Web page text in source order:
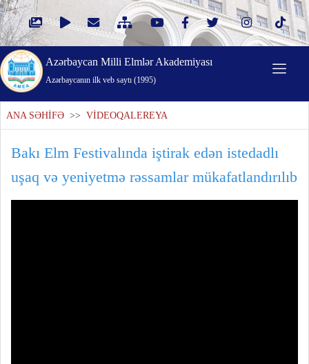
Azərbaycan Milli Elmlər Akademiyası
Azərbaycanın ilk veb saytı (1995)
ANA SƏHİFƏ >> VİDEOQALEREYA
Bakı Elm Festivalında iştirak edən istedadlı
uşaq və yeniyetmə rəssamlar mükafatlandırılıb